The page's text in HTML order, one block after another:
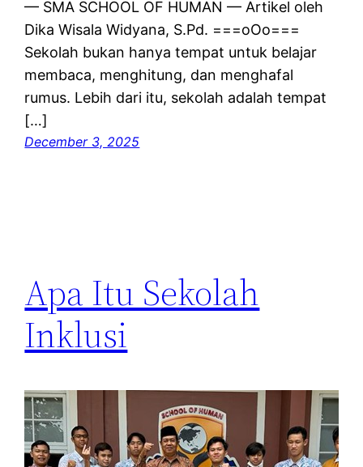
— SMA SCHOOL OF HUMAN — Artikel oleh
Dika Wisala Widyana, S.Pd. ===oOo===
Sekolah bukan hanya tempat untuk belajar
membaca, menghitung, dan menghafal
rumus. Lebih dari itu, sekolah adalah tempat
[…]
December 3, 2025
Apa Itu Sekolah
Inklusi